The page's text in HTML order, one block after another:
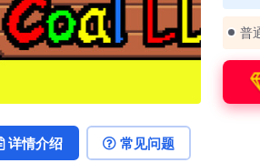
普
详情介绍 常见问题